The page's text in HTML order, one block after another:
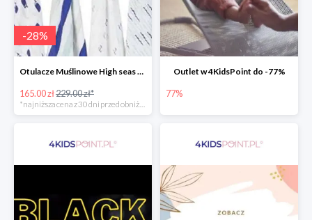
-28%
Otulacze Muślinowe High seas 4 szt.
165.00 zł229.00 zł*
*najniższa cena z 30 dni przed obniżką
Outlet w 4KidsPoint do -77%
77%